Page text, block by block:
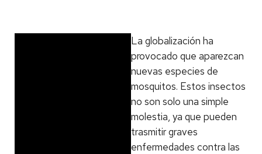
La globalización ha
provocado que aparezcan
nuevas especies de
mosquitos. Estos insectos
no son solo una simple
molestia, ya que pueden
trasmitir graves
enfermedades contra las